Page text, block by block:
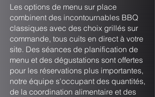
Les options de menu sur place
combinent des incontournables BBQ
classiques avec des choix grillés sur
commande, tous cuits en direct à votre
site. Des séances de planification de
menu et des dégustations sont offertes
pour les réservations plus importantes,
notre équipe s'occupant des quantités,
de la coordination alimentaire et des